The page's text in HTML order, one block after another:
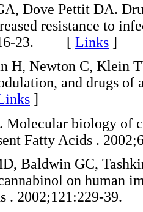
Dove Pettit DA.
resistance to
23. [ Links ]
H, Newton C, Klein
and drugs of
]
Molecular biology of
Fatty Acids .
Baldwin GC,
on human
. 2002;121:229-